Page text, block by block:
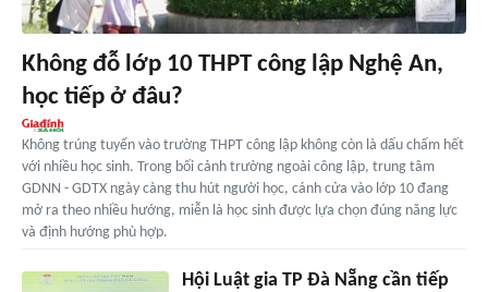
Không đỗ lớp 10 THPT công lập Nghệ An,
học tiếp ở đâu?
Không trúng tuyển vào trường THPT công lập không còn là dấu chấm hết
với nhiều học sinh. Trong bối cảnh trường ngoài công lập, trung tâm
GDNN - GDTX ngày càng thu hút người học, cánh cửa vào lớp 10 đang
mở ra theo nhiều hướng, miễn là học sinh được lựa chọn đúng năng lực
và định hướng phù hợp.
Hội Luật gia TP Đà Nẵng cần tiếp